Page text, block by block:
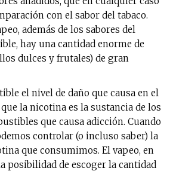
con el sabor del tabaco.
además de los sabores del
hay una cantidad enorme de
dulces y frutales) de gran
el nivel de daño que causa en el
la nicotina es la sustancia de los
que causa adicción. Cuando
controlar (o incluso saber) la
que consumimos. El vapeo, en
posibilidad de escoger la cantidad